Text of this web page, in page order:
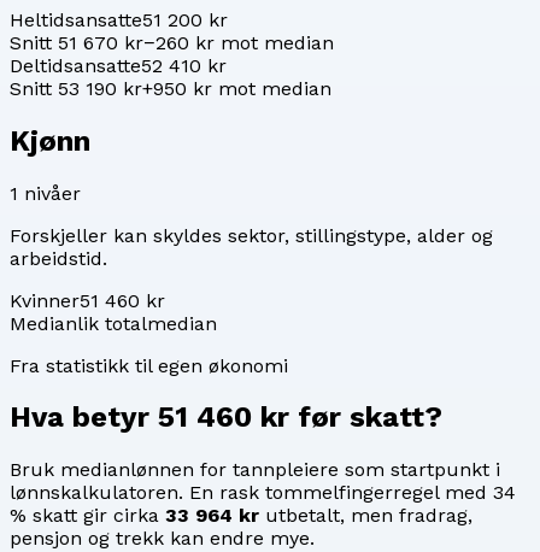
Heltidsansatte51 200 kr
Snitt 51 670 kr−260 kr mot median
Deltidsansatte52 410 kr
Snitt 53 190 kr+950 kr mot median
Kjønn
1 nivåer
Forskjeller kan skyldes sektor, stillingstype, alder og
arbeidstid.
Kvinner51 460 kr
Medianlik totalmedian
Fra statistikk til egen økonomi
Hva betyr 51 460 kr før skatt?
Bruk medianlønnen for tannpleiere som startpunkt i
lønnskalkulatoren. En rask tommelfingerregel med 34
% skatt gir cirka 33 964 kr utbetalt, men fradrag,
pensjon og trekk kan endre mye.